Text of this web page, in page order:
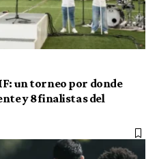
un torneo por donde
y 8 finalistas del